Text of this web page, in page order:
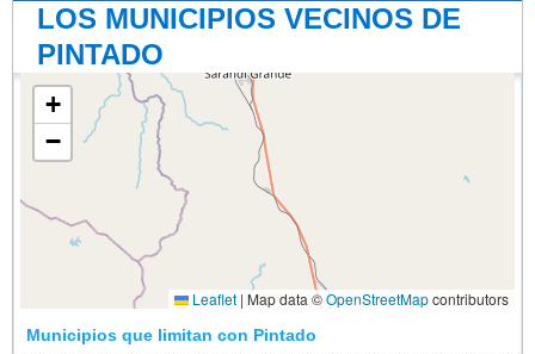
LOS MUNICIPIOS VECINOS DE
PINTADO
+
−
Leaflet | Map data ©OpenStreetMapcontributors
Municipios que limitan con Pintado